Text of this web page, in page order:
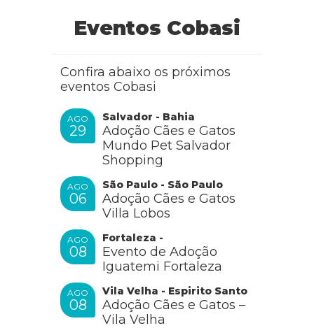
Eventos Cobasi
Confira abaixo os próximos
eventos Cobasi
AGO
29
Salvador - Bahia
Adoção Cães e Gatos
Mundo Pet Salvador
Shopping
AGO
06
São Paulo - São Paulo
Adoção Cães e Gatos
Villa Lobos
AGO
08
Fortaleza -
Evento de Adoção
Iguatemi Fortaleza
AGO
08
Vila Velha - Espirito Santo
Adoção Cães e Gatos –
Vila Velha